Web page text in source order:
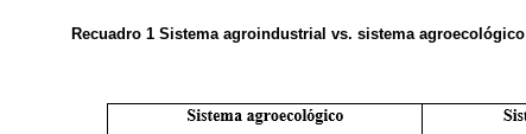
Recuadro 1 Sistema agroindustrial vs. sistema agroecológico